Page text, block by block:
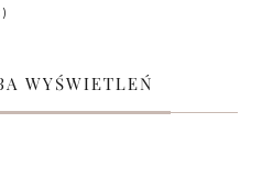
WYŚWIETLEŃ